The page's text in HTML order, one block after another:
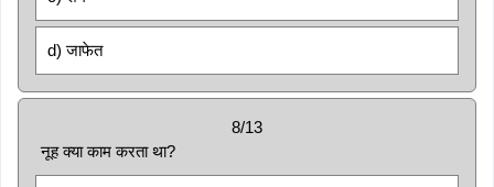
d) जाफेत
8/13
नूह क्या काम करता था?